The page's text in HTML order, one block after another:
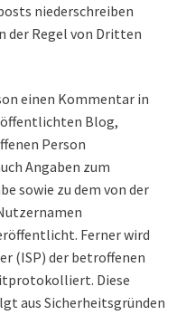
niederschreiben
der Regel von Dritten
einen Kommentar in
Blog,
Person
Angaben zum
sowie zu dem von der
Ferner wird
(ISP) der betroffenen
Diese
aus Sicherheitsgründen